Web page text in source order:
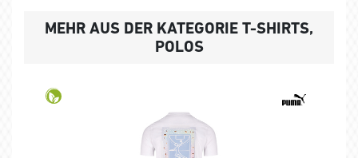
MEHR AUS DER KATEGORIE T-SHIRTS,
POLOS